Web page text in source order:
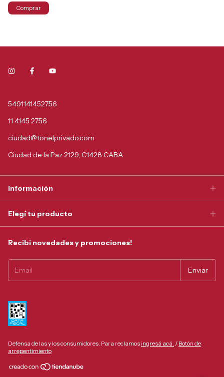
Comprar
5491141452756
11 4145 2756
ciudad@tonelprivado.com
Ciudad de la Paz 2129, C1428 CABA
Información
Elegí tu producto
Recibi novedades y promociones!
Defensa de las y los consumidores. Para reclamos ingresá acá. / Botón de
arrepentimiento